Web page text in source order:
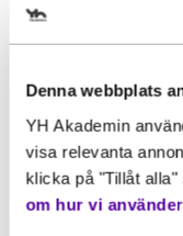
Denna webbplats
YH Akademin
visa relevanta
klicka på "Tillåt
om hur vi
Inspiration, Nyhet
YH-flex
Välj det
Gör en